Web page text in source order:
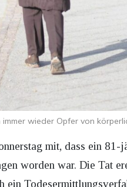
wieder Opfer von
mit, dass ein
worden war. Die Tat
ein